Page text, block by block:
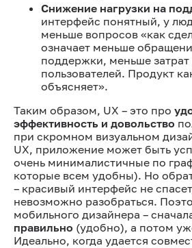
Снижение нагрузки на
интерфейс понятный, у
меньше вопросов «как
означает меньше
поддержки, меньше затрат
пользователей. Продукт
объясняет».
Таким образом, UX – это про
эффективность и довольство
при скромном визуальном
UX, приложение может быть
очень минималистичные по
которые всем удобны). Но
– красивый интерфейс не
невозможно разобраться.
мобильного дизайнера –
правильно (удобно), а потом
Идеально, когда удается